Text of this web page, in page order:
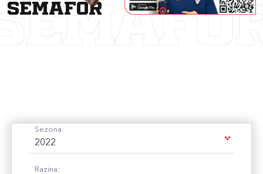
semafor
Sezona:
2022
Razina: